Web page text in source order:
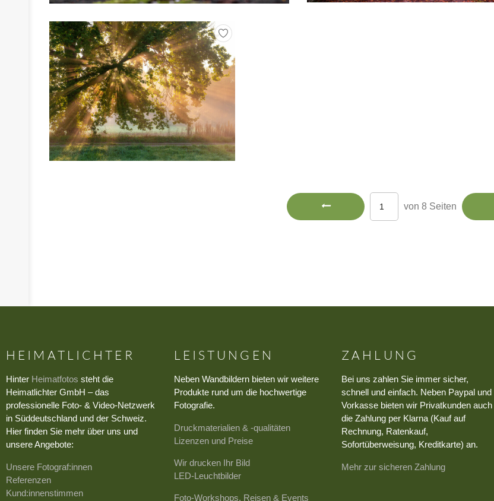
von 8 Seiten
HEIMATLICHTER
Hinter Heimatfotos steht die
Heimatlichter GmbH – das
professionelle Foto- & Video-Netzwerk
in Süddeutschland und der Schweiz.
Hier finden Sie mehr über uns und
unsere Angebote:
Unsere Fotograf:innen
Referenzen
Kund:innenstimmen
LEISTUNGEN
Neben Wandbildern bieten wir weitere
Produkte rund um die hochwertige
Fotografie.
Druckmaterialien & -qualitäten
Lizenzen und Preise
Wir drucken Ihr Bild
LED-Leuchtbilder
Foto-Workshops, Reisen & Events
ZAHLUNG
Bei uns zahlen Sie immer sicher,
schnell und einfach. Neben Paypal und
Vorkasse bieten wir Privatkunden auch
die Zahlung per Klarna (Kauf auf
Rechnung, Ratenkauf,
Sofortüberweisung, Kreditkarte) an.
Mehr zur sicheren Zahlung